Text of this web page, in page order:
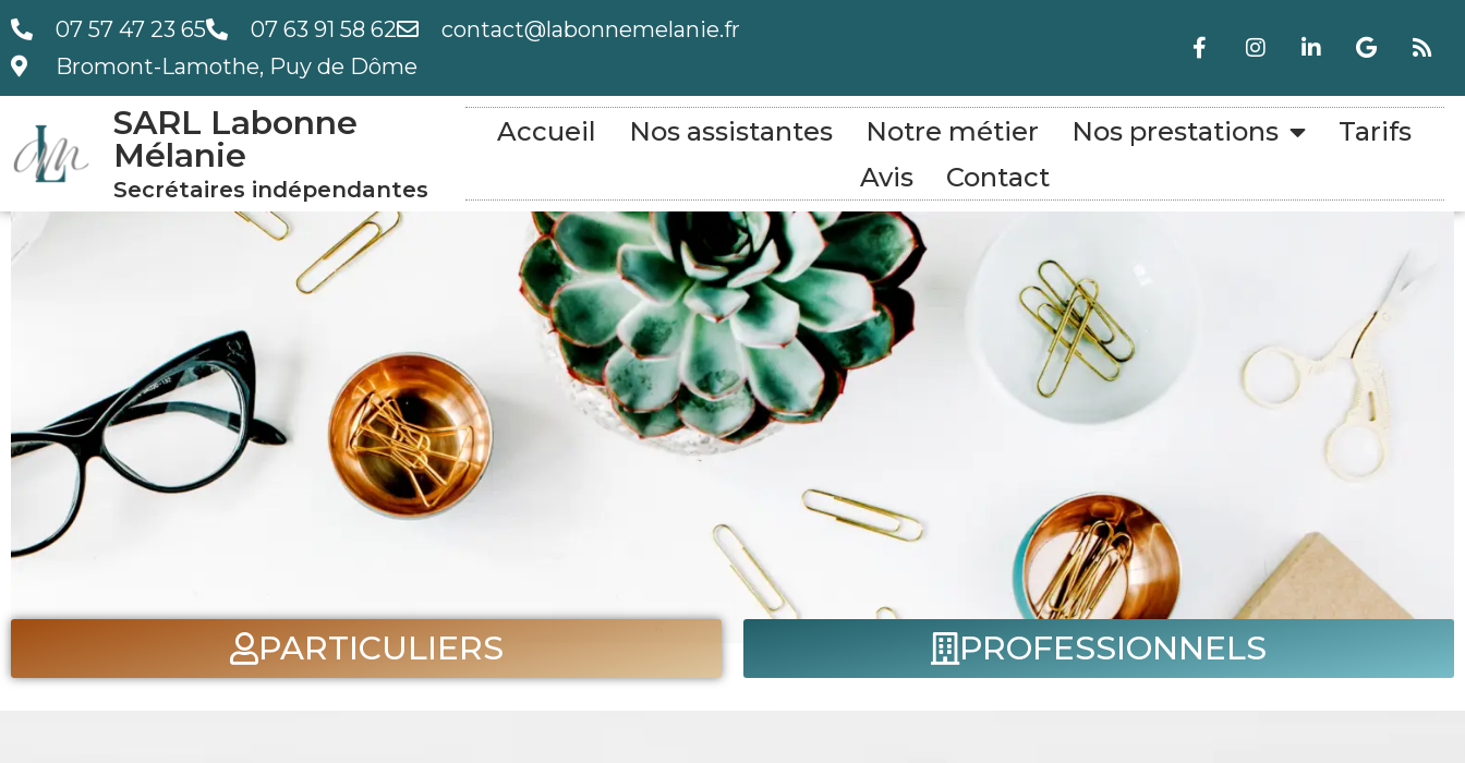
07 57 47 23 65 07 63 91 58 62
contact@labonnemelanie.fr
Bromont-Lamothe, Puy de Dôme
SARL Labonne
Mélanie
Secrétaires indépendantes
Accueil Nos assistantes Notre métier Nos prestations
Tarifs
Avis
Contact
PARTICULIERS PROFESSIONNELS